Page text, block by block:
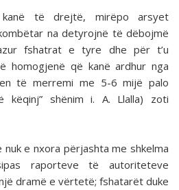
kanë të drejtë, mirëpo arsyet
na detyrojnë të dëbojmë
fshatrat e tyre dhe për t’u
homogjenë që kanë ardhur nga
të merremi me 5-6 mijë palo
këqinj” shënim i. A. Llalla) zoti
e nxora përjashta me shkelma
raporteve të autoriteteve
dramë e vërtetë; fshatarët duke